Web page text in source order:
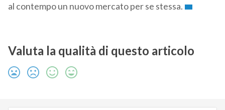
al contempo un nuovo mercato per se stessa.
Valuta la qualità di questo articolo